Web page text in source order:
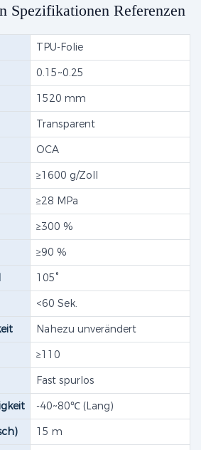
Spezifikationen Referenzen
TPU-Folie
0.15~0.25
1520 mm
Transparent
OCA
≥1600 g/Zoll
≥28 MPa
≥300 %
≥90 %
105°
<60 Sek.
Nahezu unverändert
≥110
Fast spurlos
-40~80℃ (Lang)
15 m